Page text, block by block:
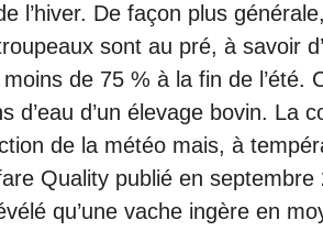
l’hiver. De façon plus
sont au pré, à savoir
de 75 % à la fin de l’été.
d’eau d’un élevage bovin. La
de la météo mais, à
Quality publié en
qu’une vache ingère en